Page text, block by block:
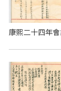
康熙二十四年